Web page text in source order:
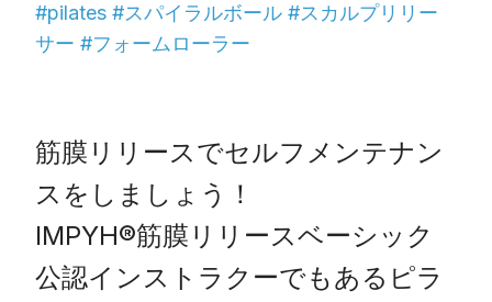
#pilates #スパイラルボール #スカルプリリー
サー #フォームローラー
筋膜リリースでセルフメンテナン
スをしましょう！
IMPYH®筋膜リリースベーシック
公認インストラクーでもあるピラ